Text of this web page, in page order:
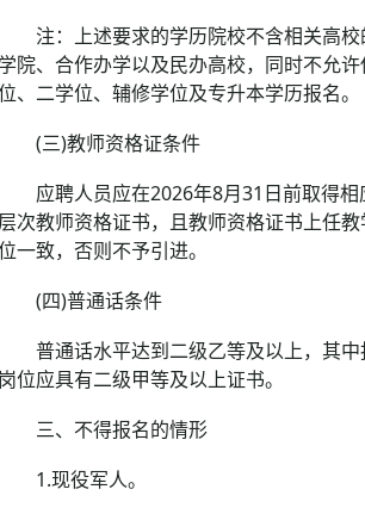
：上述要求的学历院校不含相关高校
院、合作办学以及民办高校，同时不允
、二学位、辅修学位及专升本学历报名。
三)教师资格证条件
聘人员应在2026年8月31日前取得相
次教师资格证书，且教师资格证书上任
一致，否则不予引进。
四)普通话条件
通话水平达到二级乙等及以上，其中
位应具有二级甲等及以上证书。
、不得报名的情形
现役军人。